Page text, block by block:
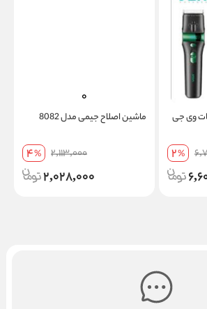
وی جی
2%
ماشین اصلاح جیمی مدل 8082
2,113,000
4%
2,028,000